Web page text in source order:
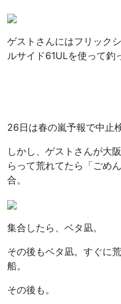
ゲストさんにはフリック
ルサイド61ULを使って釣
26日は春の嵐予報で中止
しかし、ゲストさんが大
らって荒れてたら「ごめ
合。
集合したら、ベタ凪。
その後もベタ凪。すぐに
船。
その後も。